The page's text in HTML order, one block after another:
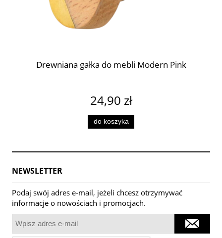
Drewniana gałka do mebli Modern Pink
24,90 zł
do koszyka
NEWSLETTER
Podaj swój adres e-mail, jeżeli chcesz otrzymywać
informacje o nowościach i promocjach.